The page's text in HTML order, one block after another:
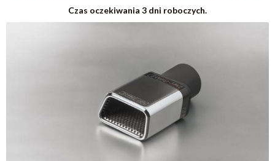
Czas oczekiwania 3 dni roboczych.